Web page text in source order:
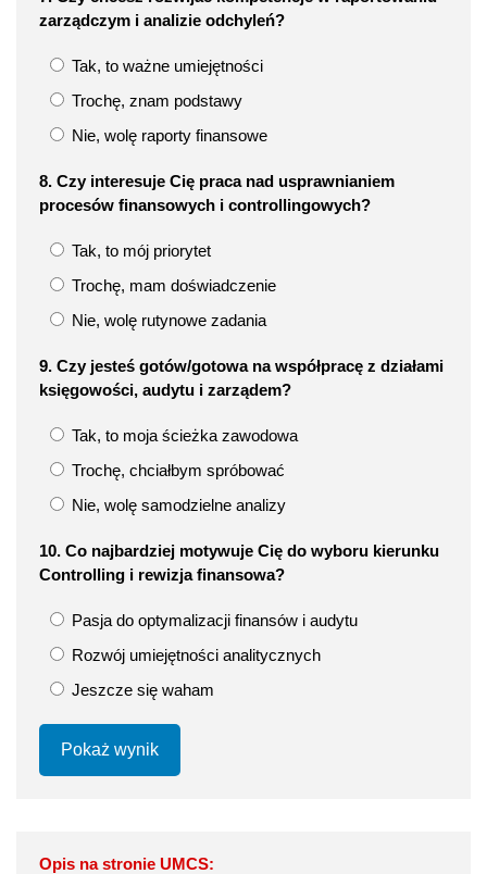
zarządczym i analizie odchyleń?
Tak, to ważne umiejętności
Trochę, znam podstawy
Nie, wolę raporty finansowe
8. Czy interesuje Cię praca nad usprawnianiem
procesów finansowych i controllingowych?
Tak, to mój priorytet
Trochę, mam doświadczenie
Nie, wolę rutynowe zadania
9. Czy jesteś gotów/gotowa na współpracę z działami
księgowości, audytu i zarządem?
Tak, to moja ścieżka zawodowa
Trochę, chciałbym spróbować
Nie, wolę samodzielne analizy
10. Co najbardziej motywuje Cię do wyboru kierunku
Controlling i rewizja finansowa?
Pasja do optymalizacji finansów i audytu
Rozwój umiejętności analitycznych
Jeszcze się waham
Pokaż wynik
Opis na stronie UMCS: